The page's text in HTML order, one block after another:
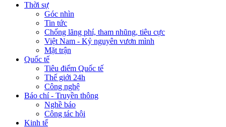
Thời sự
Góc nhìn
Tin tức
Chống lãng phí, tham nhũng, tiêu cực
Việt Nam - Kỷ nguyên vươn mình
Mặt trận
Quốc tế
Tiêu điểm Quốc tế
Thế giới 24h
Công nghệ
Báo chí - Truyền thông
Nghề báo
Công tác hội
Kinh tế